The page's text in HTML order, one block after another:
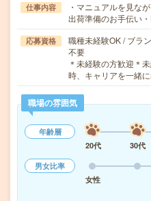
仕事内容
・マニュアルを見な
出荷準備のお手伝い
応募資格
職種未経験OK / ブラ
不要
＊未経験の方歓迎＊
時、キャリアを一緒
職場の雰囲気
年齢層
20代
30代
男女比率
女性